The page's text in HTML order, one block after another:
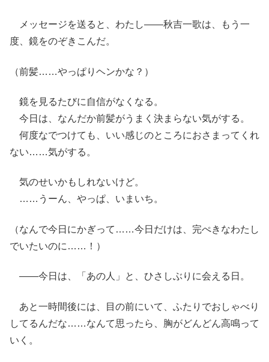
メッセージを送ると、わたし――秋吉一歌は、もう一
度、鏡をのぞきこんだ。
（前髪……やっぱりヘンかな？）
鏡を見るたびに自信がなくなる。
今日は、なんだか前髪がうまく決まらない気がする。
何度なでつけても、いい感じのところにおさまってくれ
ない……気がする。
気のせいかもしれないけど。
……うーん、やっぱ、いまいち。
（なんで今日にかぎって……今日だけは、完ぺきなわたし
でいたいのに……！）
――今日は、「あの人」と、ひさしぶりに会える日。
あと一時間後には、目の前にいて、ふたりでおしゃべり
してるんだな……なんて思ったら、胸がどんどん高鳴って
いく。